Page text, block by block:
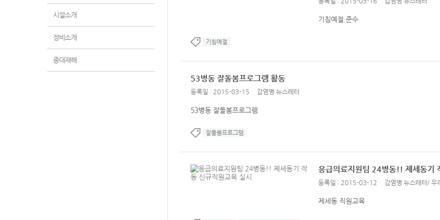
시설소개
장비소개
중대재해
기침예절 준수
기침예절
53병동 잘돌봄프로그램 활동
등록일 : 2015-03-15 감염병 뉴스레터
53병동 잘돌봄프로그램
잘돌봄프로그램
응급의료지원팀 24병동!! 제세동기
등록일 : 2015-03-12 감염병 뉴스레터/ 우
제세동 직원교육